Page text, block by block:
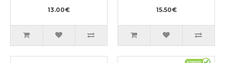
13.00€ 15.50€